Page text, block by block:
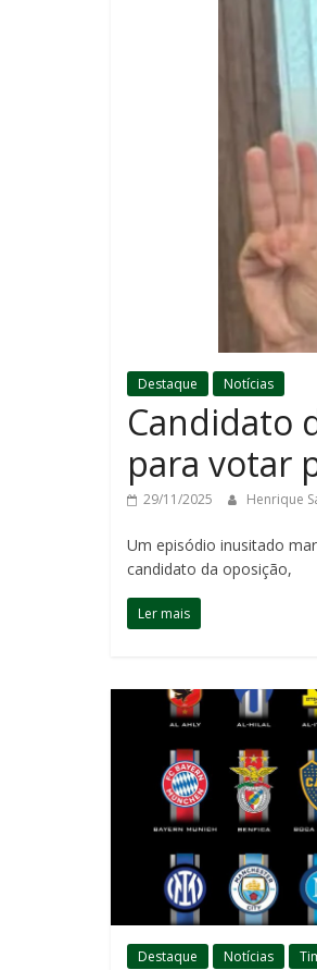
Destaque Notícias
Candidato
para votar
29/11/2025 Henrique
Um episódio inusitado
candidato da oposição,
Ler mais
Destaque Notícias